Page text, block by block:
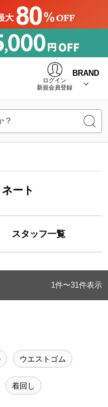
ログイン
新規会員登録
BRAND
？
ート
スタッフ一覧
1件〜31件表示
ウエストゴム
着回し